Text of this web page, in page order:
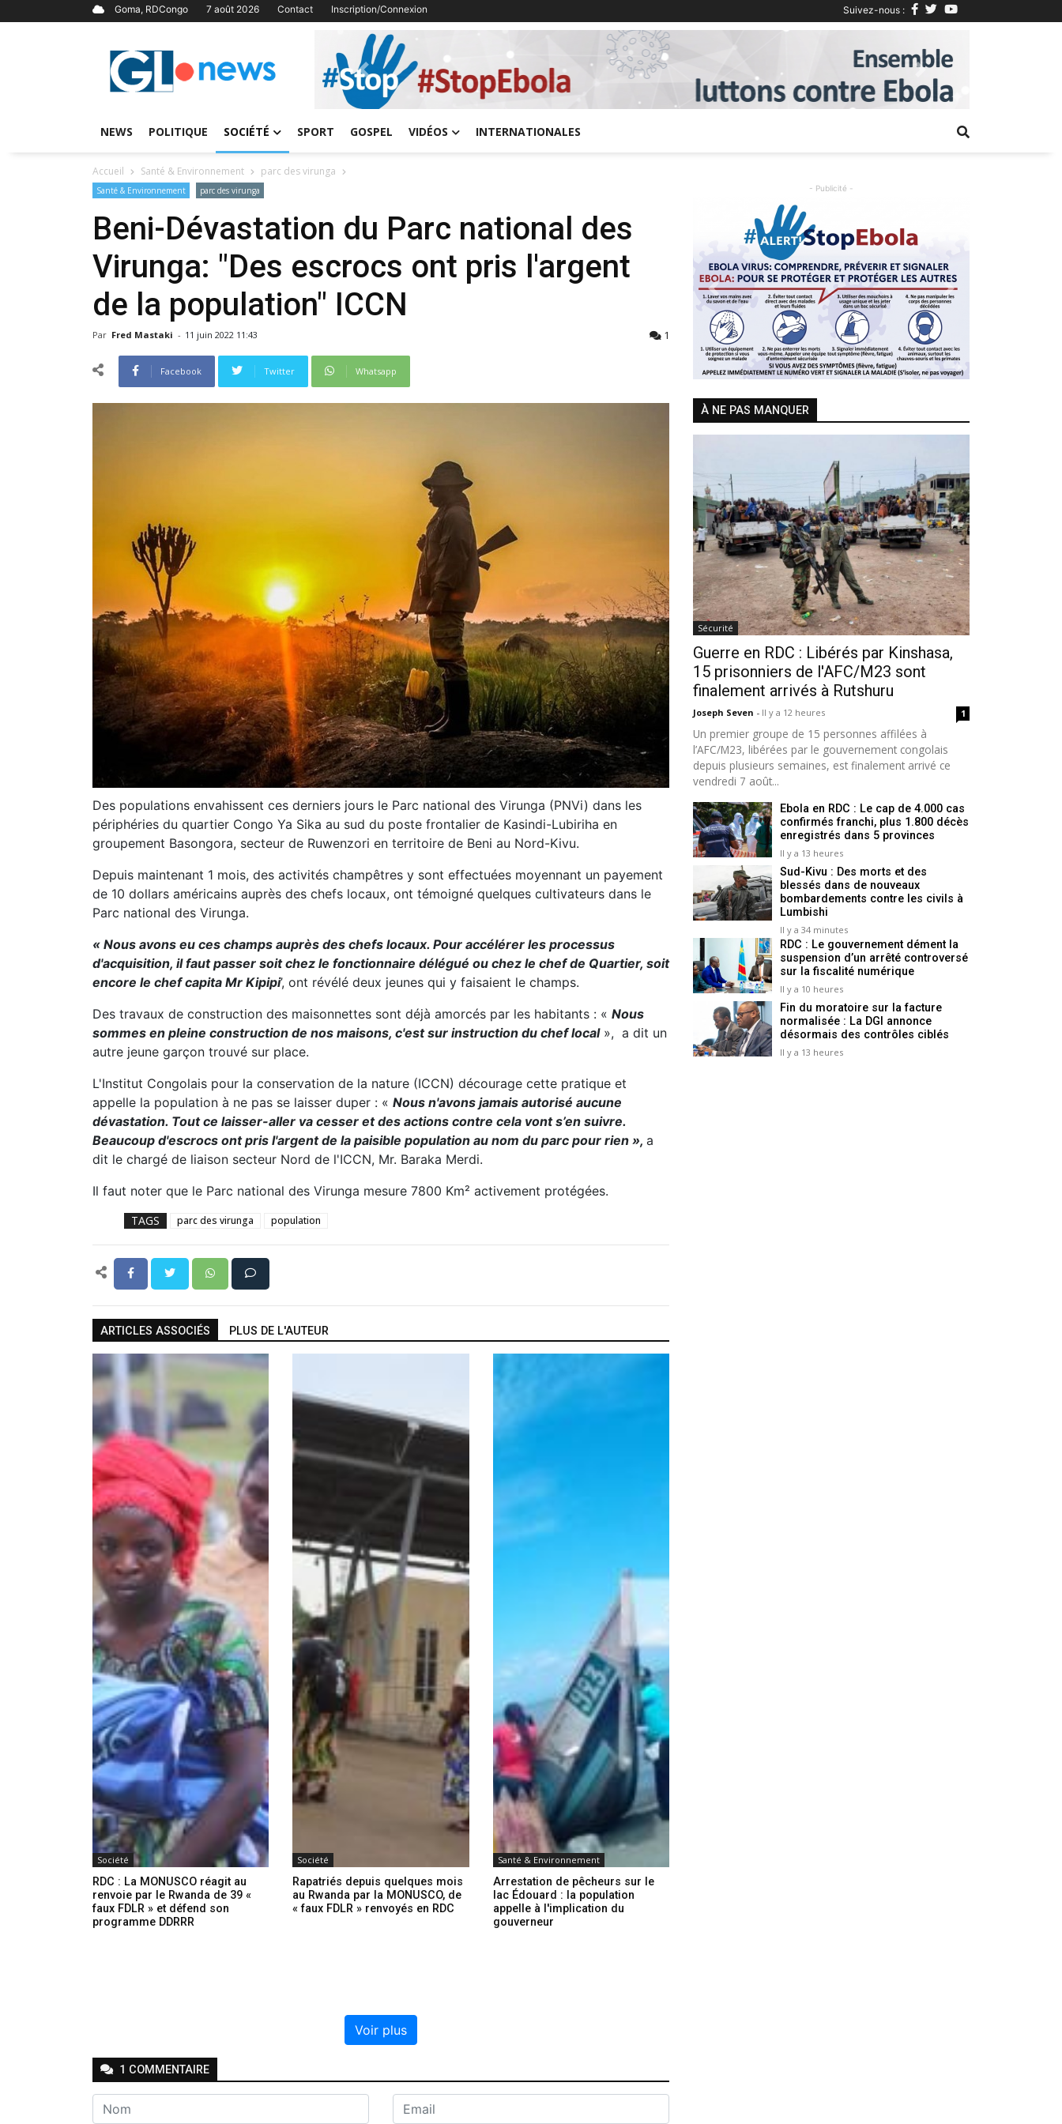
Goma, RDCongo 7 août 2026 Contact Inscription/Connexion Suivez-nous :
Previous Next
NEWS POLITIQUE SOCIÉTÉ SPORT GOSPEL VIDÉOS INTERNATIONALES
Accueil Santé & Environnement parc des virunga
Santé & Environnement parc des virunga
Beni-Dévastation du Parc national des
Virunga: "Des escrocs ont pris l'argent
de la population" ICCN
Par Fred Mastaki - 11 juin 2022 11:43 1
Facebook Twitter Whatsapp
Des populations envahissent ces derniers jours le Parc national des Virunga (PNVi) dans les
périphéries du quartier Congo Ya Sika au sud du poste frontalier de Kasindi-Lubiriha en
groupement Basongora, secteur de Ruwenzori en territoire de Beni au Nord-Kivu.
Depuis maintenant 1 mois, des activités champêtres y sont effectuées moyennant un payement
de 10 dollars américains auprès des chefs locaux, ont témoigné quelques cultivateurs dans le
Parc national des Virunga.
« Nous avons eu ces champs auprès des chefs locaux. Pour accélérer les processus
d'acquisition, il faut passer soit chez le fonctionnaire délégué ou chez le chef de Quartier, soit
encore le chef capita Mr Kipipi’, ont révélé deux jeunes qui y faisaient le champs.
Des travaux de construction des maisonnettes sont déjà amorcés par les habitants : « Nous
sommes en pleine construction de nos maisons, c'est sur instruction du chef local», a dit un
autre jeune garçon trouvé sur place.
L'Institut Congolais pour la conservation de la nature (ICCN) décourage cette pratique et
appelle la population à ne pas se laisser duper : « Nous n'avons jamais autorisé aucune
dévastation. Tout ce laisser-aller va cesser et des actions contre cela vont s’en suivre.
Beaucoup d'escrocs ont pris l'argent de la paisible population au nom du parc pour rien », a
dit le chargé de liaison secteur Nord de l'ICCN, Mr. Baraka Merdi.
Il faut noter que le Parc national des Virunga mesure 7800 Km² activement protégées.
TAGS parc des virunga population
ARTICLES ASSOCIÉS PLUS DE L'AUTEUR
Société
RDC : La MONUSCO réagit au
renvoie par le Rwanda de 39 «
faux FDLR » et défend son
programme DDRRR
Société
Rapatriés depuis quelques mois
au Rwanda par la MONUSCO, de
« faux FDLR » renvoyés en RDC
Santé & Environnement
Arrestation de pêcheurs sur le
lac Édouard : la population
appelle à l'implication du
gouverneur
Voir plus
1 COMMENTAIRE
- Publicité -
Previous Next
À NE PAS MANQUER
Sécurité
Guerre en RDC : Libérés par Kinshasa,
15 prisonniers de l'AFC/M23 sont
finalement arrivés à Rutshuru
Joseph Seven - Il y a 12 heures 1
Un premier groupe de 15 personnes affilées à
l’AFC/M23, libérées par le gouvernement congolais
depuis plusieurs semaines, est finalement arrivé ce
vendredi 7 août...
Ebola en RDC : Le cap de 4.000 cas
confirmés franchi, plus 1.800 décès
enregistrés dans 5 provinces
Il y a 13 heures
Sud-Kivu : Des morts et des
blessés dans de nouveaux
bombardements contre les civils à
Lumbishi
Il y a 34 minutes
RDC : Le gouvernement dément la
suspension d’un arrêté controversé
sur la fiscalité numérique
Il y a 10 heures
Fin du moratoire sur la facture
normalisée : La DGI annonce
désormais des contrôles ciblés
Il y a 13 heures